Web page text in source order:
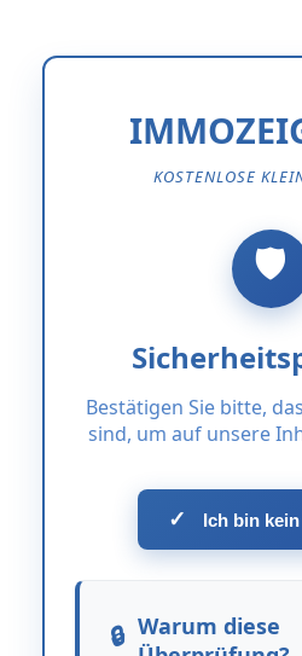
KOSTENLOSE
Bestätigen Sie bitte,
sind, um auf unsere
✓ Ich bin
Warum diese